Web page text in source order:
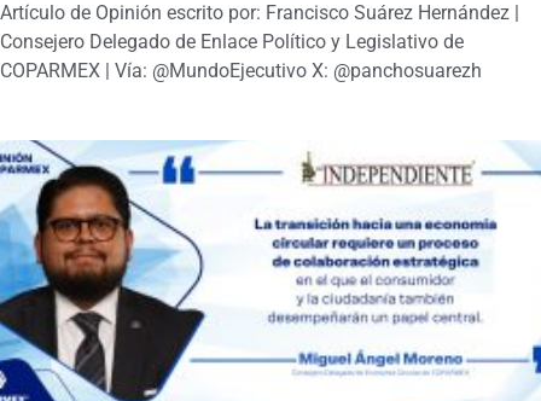
Artículo de Opinión escrito por: Francisco Suárez Hernández |
Consejero Delegado de Enlace Político y Legislativo de
COPARMEX | Vía: @MundoEjecutivo X: @panchosuarezh